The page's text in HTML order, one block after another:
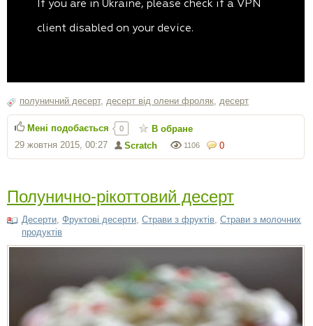
полуничний десерт, десерт від олени фроляк, десерт
0
1106
Scratch
29 жовтня 2015, 00:27
Мені подобається 0 В обране
Полунично-рікоттовий десерт
Десерти, Фруктові десерти, Страви з фруктів, Страви з молочних
продуктів